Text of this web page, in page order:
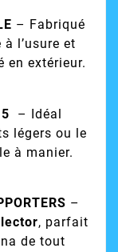
– Fabriqué
l’usure et
en extérieur.
– Idéal
légers ou le
à manier.
–
, parfait
de tout